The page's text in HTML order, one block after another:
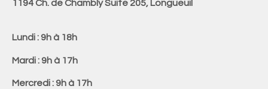
1194 Ch. de Chambly Suite 205, Longueuil
Lundi : 9h à 18h
Mardi : 9h à 17h
Mercredi : 9h à 17h